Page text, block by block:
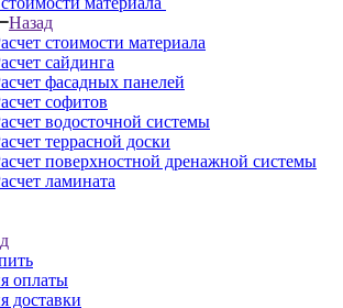
Назад
стоимости материала
сайдинга
фасадных панелей
софитов
водосточной системы
террасной доски
поверхностной дренажной системы
ламината
оплаты
доставки